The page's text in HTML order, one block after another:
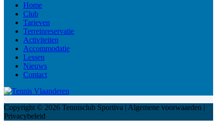
Home
Club
Tarieven
Terreinreservatie
Activiteiten
Accommodatie
Lessen
Nieuws
Contact
Copyright © 2026 Tennisclub Sportiva | Algemene voorwaarden |
Privacybeleid